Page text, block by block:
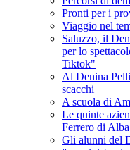
Pronti per i
Viaggio nel
Saluzzo, il
per lo
Tiktok"
Al Denina
scacchi
A scuola di
Le quinte
Ferrero di Alba
Gli alunni del